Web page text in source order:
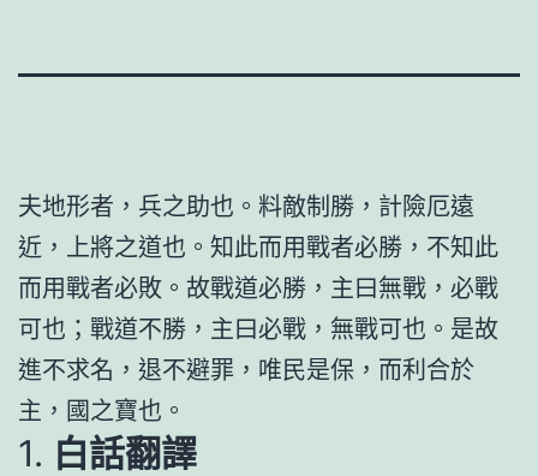
夫地形者，兵之助也。料敵制勝，計險厄遠
近，上將之道也。知此而用戰者必勝，不知此
而用戰者必敗。故戰道必勝，主曰無戰，必戰
可也；戰道不勝，主曰必戰，無戰可也。是故
進不求名，退不避罪，唯民是保，而利合於
主，國之寶也。
1. 白話翻譯